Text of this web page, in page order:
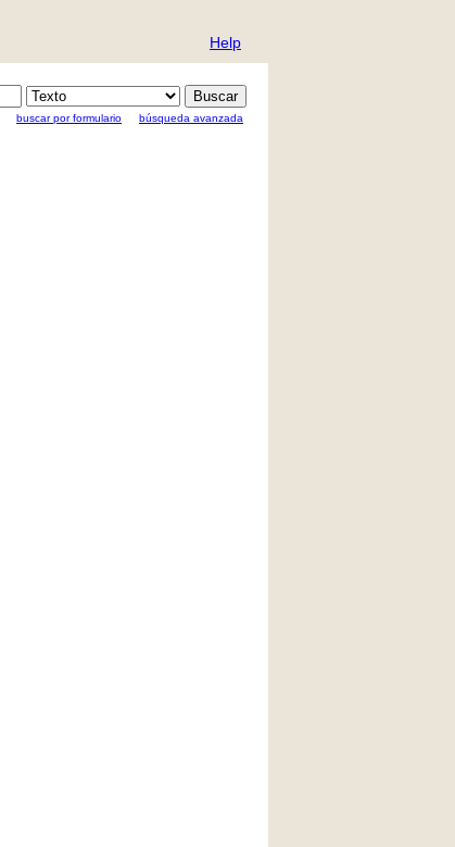
Help
buscar por formulario búsqueda avanzada